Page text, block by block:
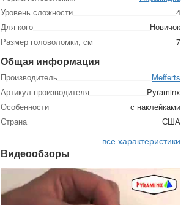
Уровень сложности
4
Для кого
Новичок
Размер головоломки, см
7
Общая информация
Производитель
Mefferts
Артикул производителя
Pyraminx
Особенности
с наклейками
Страна
США
все характеристики
Видеообзоры